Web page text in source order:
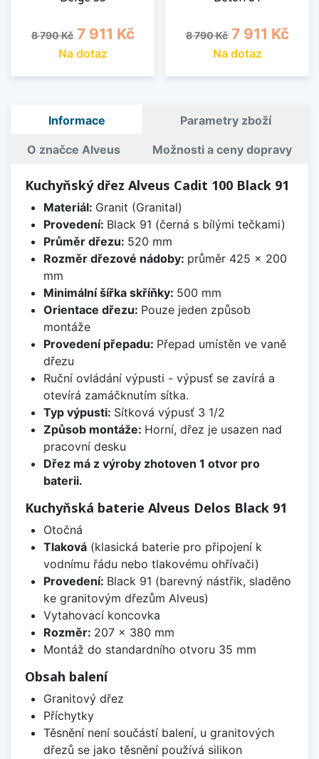
Běžná cena
8 790 Kč Cena
7 911 Kč
Na dotaz
Běžná cena
8 790 Kč Cena
7 911 Kč
Na dotaz
Informace Parametry zboží
O značce Alveus Možnosti a ceny dopravy
Kuchyňský dřez Alveus Cadit 100 Black 91
Materiál: Granit (Granital)
Provedení: Black 91 (černá s bílými tečkami)
Průměr dřezu: 520 mm
Rozměr dřezové nádoby: průměr 425 x 200
mm
Minimální šířka skříňky: 500 mm
Orientace dřezu: Pouze jeden způsob
montáže
Provedení přepadu: Přepad umístěn ve vaně
dřezu
Ruční ovládání výpusti - výpusť se zavírá a
otevírá zamáčknutím sítka.
Typ výpusti: Sítková výpusť 3 1/2
Způsob montáže: Horní, dřez je usazen nad
pracovní desku
Dřez má z výroby zhotoven 1 otvor pro
baterii.
Kuchyňská baterie Alveus Delos Black 91
Otočná
Tlaková(klasická baterie pro připojení k
vodnímu řádu nebo tlakovému ohřívači)
Provedení: Black 91 (barevný nástřik, sladěno
ke granitovým dřezům Alveus)
Vytahovací koncovka
Rozměr: 207 x 380 mm
Montáž do standardního otvoru 35 mm
Obsah balení
Granitový dřez
Příchytky
Těsnění není součástí balení, u granitových
dřezů se jako těsnění používá silikon